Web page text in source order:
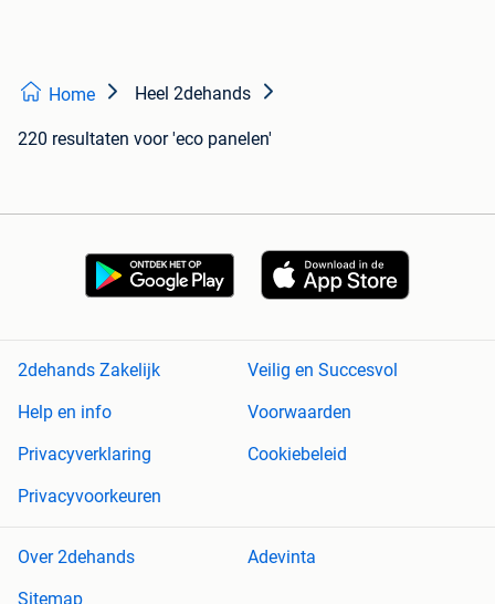
Home Heel 2dehands
220 resultaten voor 'eco panelen'
2dehands Zakelijk
Veilig en Succesvol
Help en info
Voorwaarden
Privacyverklaring
Cookiebeleid
Privacyvoorkeuren
Over 2dehands
Adevinta
Sitemap